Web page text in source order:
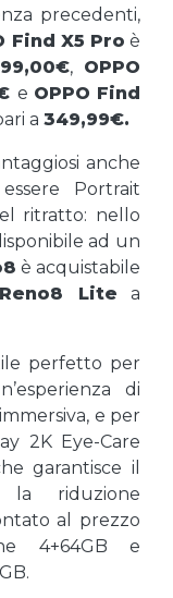
precedenti,
Find X5 Pro è
, OPPO
e OPPO Find
a 349,99€.
anche
Portrait
ritratto: nello
ad un
è acquistabile
Lite a
perfetto per
di
e per
2K Eye-Care
garantisce il
riduzione
al prezzo
4+64GB e